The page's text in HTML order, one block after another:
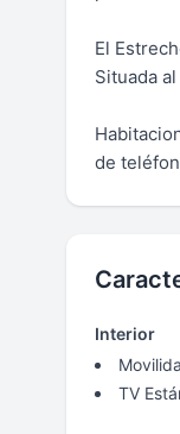
El
Situada
de
Interior
TV